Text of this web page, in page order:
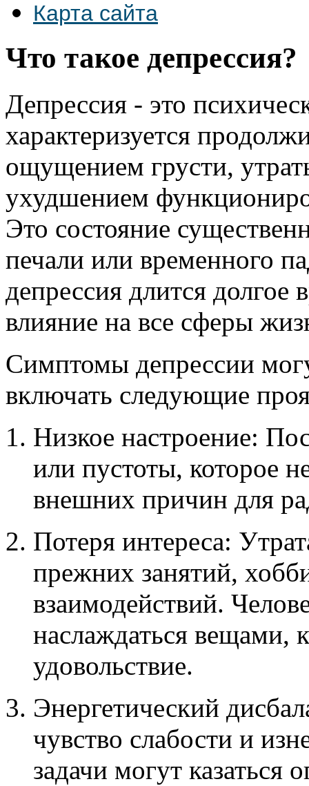
Карта сайта
Что такое депрессия?
Депрессия - это
характеризуется
ощущением грусти,
ухудшением
Это состояние
печали или временного
депрессия длится долгое
влияние на все сферы
Симптомы депрессии
включать следующие
Низкое настроение:
или пустоты, которое
внешних причин для
Потеря интереса:
прежних занятий,
взаимодействий.
наслаждаться вещами,
удовольствие.
Энергетический
чувство слабости и
задачи могут